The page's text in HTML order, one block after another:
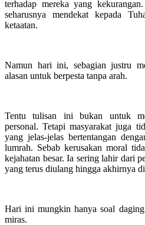
terhadap mereka yang
seharusnya mendekat kepada
ketaatan.
Namun hari ini, sebagian justru
alasan untuk berpesta tanpa arah.
Tentu tulisan ini bukan untuk
personal. Tetapi masyarakat juga
yang jelas-jelas bertentangan
lumrah. Sebab kerusakan moral
kejahatan besar. Ia sering lahir dari
yang terus diulang hingga akhirnya
Hari ini mungkin hanya soal
miras.